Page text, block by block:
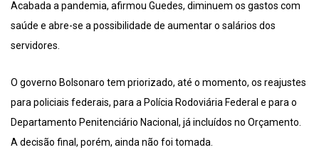
Acabada a pandemia, afirmou Guedes, diminuem os gastos com
saúde e abre-se a possibilidade de aumentar o salários dos
servidores.
O governo Bolsonaro tem priorizado, até o momento, os reajustes
para policiais federais, para a Polícia Rodoviária Federal e para o
Departamento Penitenciário Nacional, já incluídos no Orçamento.
A decisão final, porém, ainda não foi tomada.